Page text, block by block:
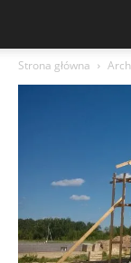
Strona główna